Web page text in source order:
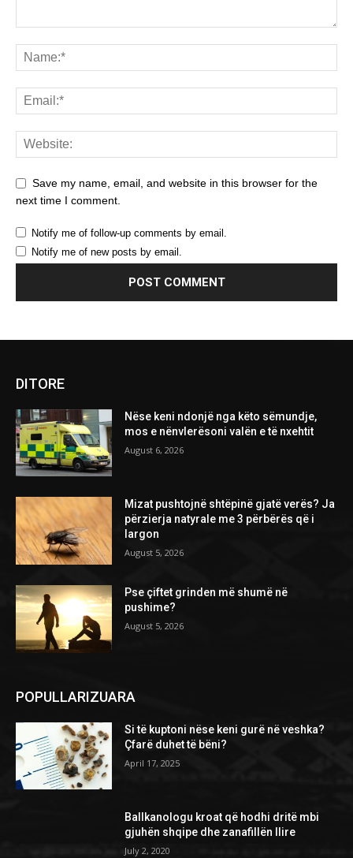
Save my name, email, and website in this browser for the
next time I comment.
Notify me of follow-up comments by email.
Notify me of new posts by email.
DITORE
Nëse keni ndonjë nga këto sëmundje,
mos e nënvlerësoni valën e të nxehtit
August 6, 2026
Mizat pushtojnë shtëpinë gjatë verës? Ja
përzierja natyrale me 3 përbërës që i
largon
August 5, 2026
Pse çiftet grinden më shumë në
pushime?
August 5, 2026
POPULLARIZUARA
Si të kuptoni nëse keni gurë në veshka?
Çfarë duhet të bëni?
April 17, 2025
Ballkanologu kroat që hodhi dritë mbi
gjuhën shqipe dhe zanafillën Ilire
July 2, 2020